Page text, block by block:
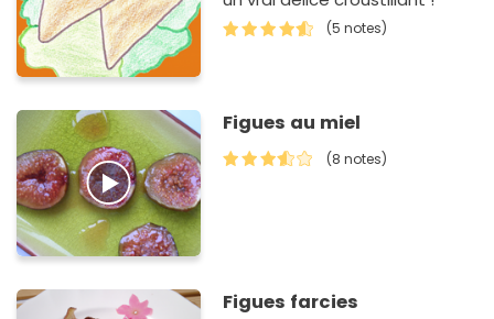
(5 notes)
Figues au miel
(8 notes)
Figues farcies